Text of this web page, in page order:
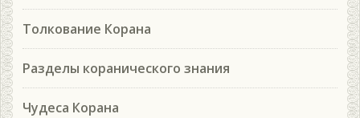
Толкование Корана
Разделы коранического знания
Чудеса Корана